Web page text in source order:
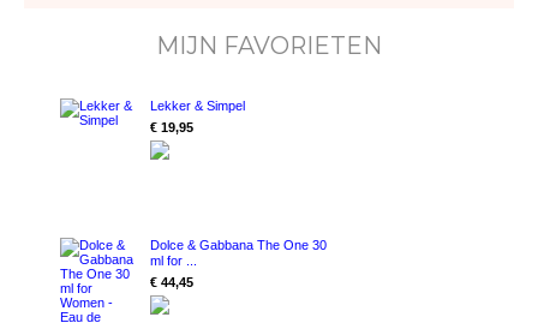
MIJN FAVORIETEN
Lekker & Simpel
€ 19,95
Dolce & Gabbana The One 30
ml for ...
€ 44,45